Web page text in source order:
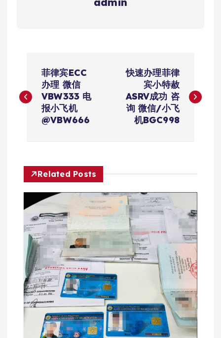
章
菲律宾ECC
办理 微信
VBW333 电
报小飞机
@VBW666
快速办理菲律
宾小特赦
ASRV成功 咨
询 微信/小飞
机BGC998
Related Posts